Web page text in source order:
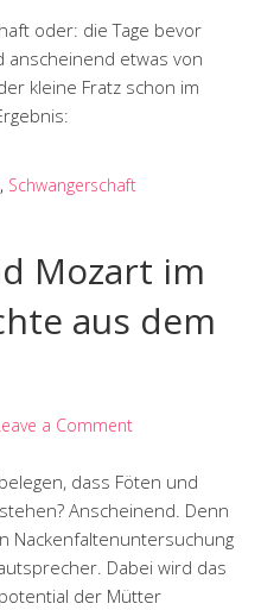
oder: die Tage bevor
anscheinend etwas von
kleine Fratz schon im
, Schwangerschaft
Mozart im
aus dem
a Comment
dass Föten und
Anscheinend. Denn
Nackenfaltenuntersuchung
Dabei wird das
der Mütter